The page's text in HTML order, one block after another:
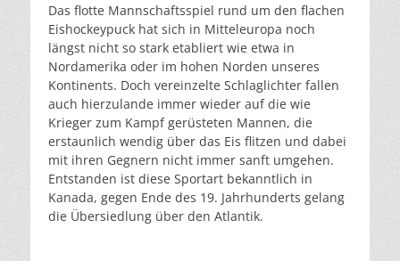
Das flotte Mannschaftsspiel rund um den flachen
Eishockeypuck hat sich in Mitteleuropa noch
längst nicht so stark etabliert wie etwa in
Nordamerika oder im hohen Norden unseres
Kontinents. Doch vereinzelte Schlaglichter fallen
auch hierzulande immer wieder auf die wie
Krieger zum Kampf gerüsteten Mannen, die
erstaunlich wendig über das Eis flitzen und dabei
mit ihren Gegnern nicht immer sanft umgehen.
Entstanden ist diese Sportart bekanntlich in
Kanada, gegen Ende des 19. Jahrhunderts gelang
die Übersiedlung über den Atlantik.